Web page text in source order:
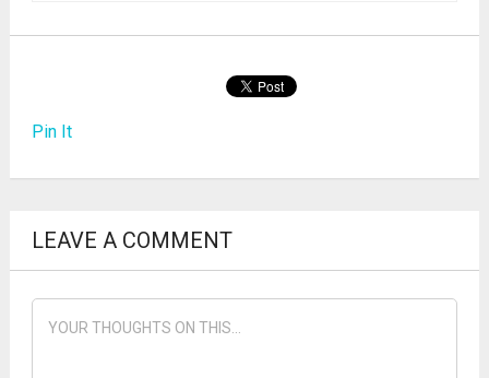
Pin It
LEAVE A COMMENT